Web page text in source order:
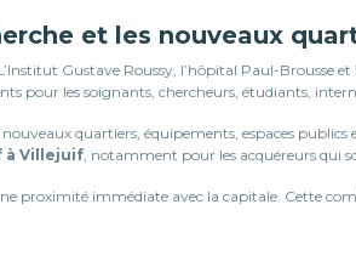
et les nouveaux
Gustave Roussy, l’hôpital Paul-
pour les soignants, chercheurs, étudiants,
quartiers, équipements, espaces
à Villejuif , notamment pour les acquéreurs qui
proximité immédiate avec la capitale. Cette